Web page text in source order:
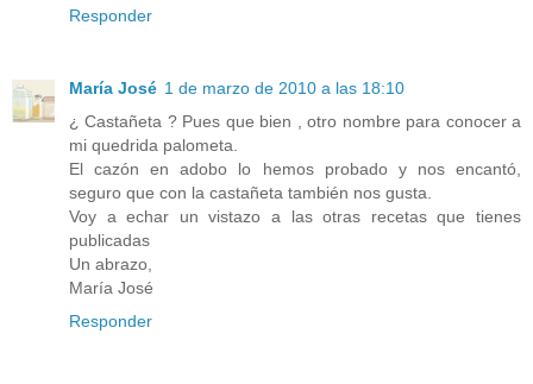
Responder
María José 1 de marzo de 2010 a las 18:10
¿ Castañeta ? Pues que bien , otro nombre para conocer a
mi quedrida palometa.
El cazón en adobo lo hemos probado y nos encantó,
seguro que con la castañeta también nos gusta.
Voy a echar un vistazo a las otras recetas que tienes
publicadas
Un abrazo,
María José
Responder